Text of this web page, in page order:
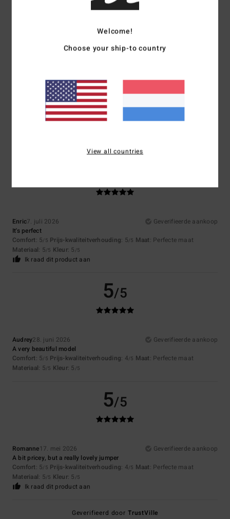
Enric7. juli 2026
Geverifieerde aankoop
It's perfect
Comfort: 5/5 Prijs-kwaliteitverhouding: 5/5 Maat: Perfecte maat
Materiaal: 5/5 Kleur: 5 /5
Ik raad dit product aan
5/5
Audrey28. juni 2026
Geverifieerde aankoop
A very beautiful model
Comfort: 5/5 Prijs-kwaliteitverhouding: 4/5 Maat: Perfecte maat
Materiaal: 5/5 Kleur: 5 /5
5/5
Romanne17. mei 2026
Geverifieerde aankoop
A bit pricey, but a really lovely jumper
Comfort: 5/5 Prijs-kwaliteitverhouding: 4/5 Maat: Perfecte maat
Materiaal: 5/5 Kleur: 5 /5
Ik raad dit product aan
Geverifieerd door TrustVille
Welcome!
Choose your ship-to country
View all countries